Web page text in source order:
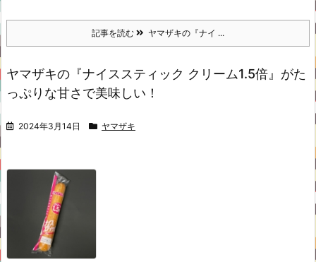
記事を読む ヤマザキの『ナイ ...
ヤマザキの『ナイススティック クリーム1.5倍』がた
っぷりな甘さで美味しい！
2024年3月14日 ヤマザキ